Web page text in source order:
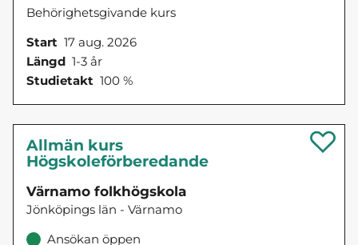
Behörighetsgivande kurs
Start 17 aug. 2026
Längd 1-3 år
Studietakt 100 %
Allmän kurs
Högskoleförberedande
Värnamo folkhögskola
Jönköpings län - Värnamo
Ansökan öppen